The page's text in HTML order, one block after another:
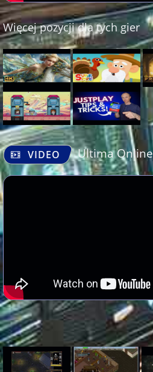
Więcej pozycji dla tych gier
VIDEO Ultima Online